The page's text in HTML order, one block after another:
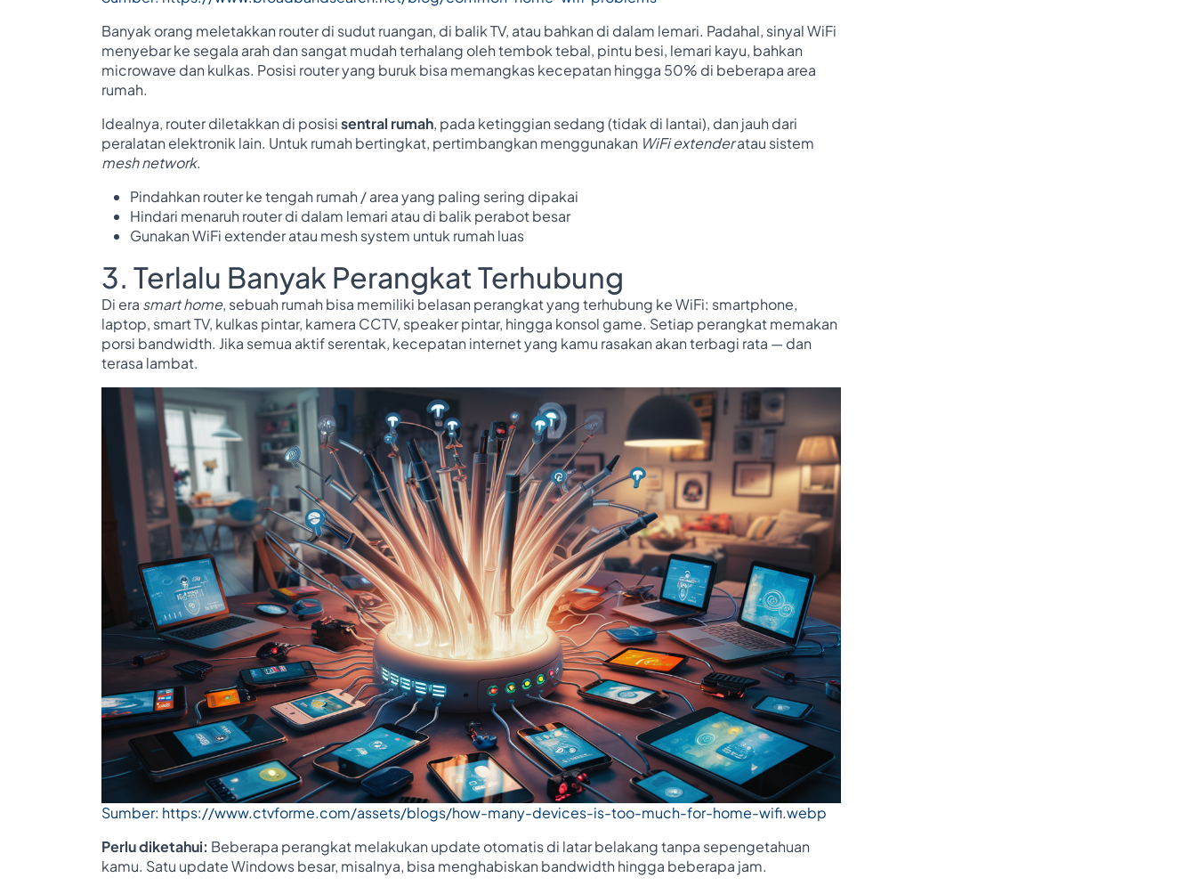
Banyak orang meletakkan router di sudut ruangan, di balik TV, atau bahkan di dalam lemari. Padahal, sinyal WiFi
menyebar ke segala arah dan sangat mudah terhalang oleh tembok tebal, pintu besi, lemari kayu, bahkan
microwave dan kulkas. Posisi router yang buruk bisa memangkas kecepatan hingga 50% di beberapa area
rumah.
Idealnya, router diletakkan di posisisentral rumah, pada ketinggian sedang (tidak di lantai), dan jauh dari
peralatan elektronik lain. Untuk rumah bertingkat, pertimbangkan menggunakan WiFi extenderatau sistem
mesh network.
Pindahkan router ke tengah rumah / area yang paling sering dipakai
Hindari menaruh router di dalam lemari atau di balik perabot besar
Gunakan WiFi extender atau mesh system untuk rumah luas
3. Terlalu Banyak Perangkat Terhubung
Di era smart home, sebuah rumah bisa memiliki belasan perangkat yang terhubung ke WiFi: smartphone,
laptop, smart TV, kulkas pintar, kamera CCTV, speaker pintar, hingga konsol game. Setiap perangkat memakan
porsi bandwidth. Jika semua aktif serentak, kecepatan internet yang kamu rasakan akan terbagi rata — dan
terasa lambat.
Sumber: https://www.ctvforme.com/assets/blogs/how-many-devices-is-too-much-for-home-wifi.webp
Perlu diketahui: Beberapa perangkat melakukan update otomatis di latar belakang tanpa sepengetahuan
kamu. Satu update Windows besar, misalnya, bisa menghabiskan bandwidth hingga beberapa jam.